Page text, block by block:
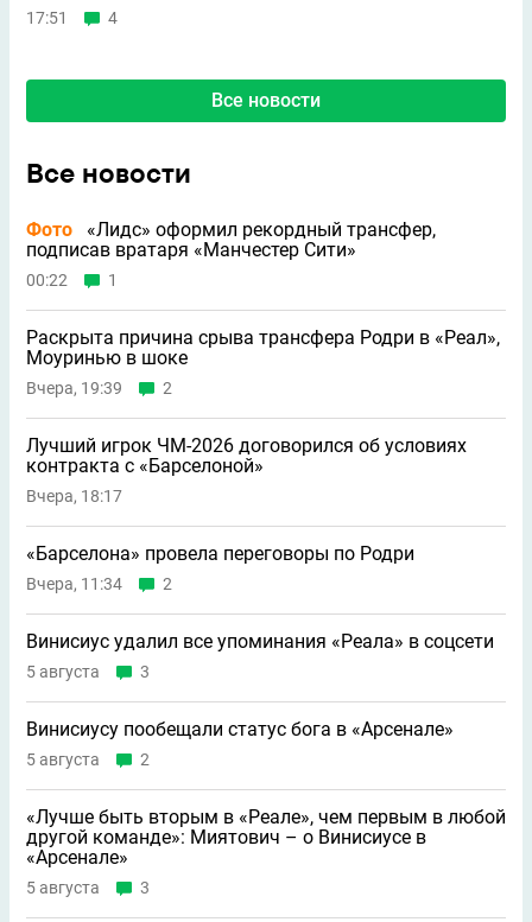
17:51 4
Все новости
Все новости
Фото
«Лидс» оформил рекордный трансфер,
подписав вратаря «Манчестер Сити»
00:22 1
Раскрыта причина срыва трансфера Родри в «Реал»,
Моуринью в шоке
Вчера, 19:39 2
Лучший игрок ЧМ-2026 договорился об условиях
контракта с «Барселоной»
Вчера, 18:17
«Барселона» провела переговоры по Родри
Вчера, 11:34 2
Винисиус удалил все упоминания «Реала» в соцсети
5 августа 3
Винисиусу пообещали статус бога в «Арсенале»
5 августа 2
«Лучше быть вторым в «Реале», чем первым в любой
другой команде»: Миятович – о Винисиусе в
«Арсенале»
5 августа 3